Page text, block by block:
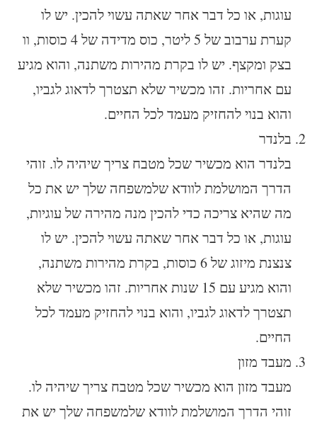
עוגות, או כל דבר אחר שאתה עשוי להכין. יש לו
קערת ערבוב של 5 ליטר, כוס מדידה של 4 כוסות, וו
בצק ומקצף. יש לו בקרת מהירות משתנה, והוא מגיע
עם אחריות. זהו מכשיר שלא תצטרך לדאוג לגביו,
והוא בנוי להחזיק מעמד לכל החיים.
בלנדר
בלנדר הוא מכשיר שכל מטבח צריך שיהיה לו. זוהי
הדרך המושלמת לוודא שלמשפחה שלך יש את כל
מה שהיא צריכה כדי להכין מנה מהירה של עוגיות,
עוגות, או כל דבר אחר שאתה עשוי להכין. יש לו
צנצנת מיזוג של 6 כוסות, בקרת מהירות משתנה,
והוא מגיע עם 15 שנות אחריות. זהו מכשיר שלא
תצטרך לדאוג לגביו, והוא בנוי להחזיק מעמד לכל
החיים.
מעבד מזון
מעבד מזון הוא מכשיר שכל מטבח צריך שיהיה לו.
זוהי הדרך המושלמת לוודא שלמשפחה שלך יש את